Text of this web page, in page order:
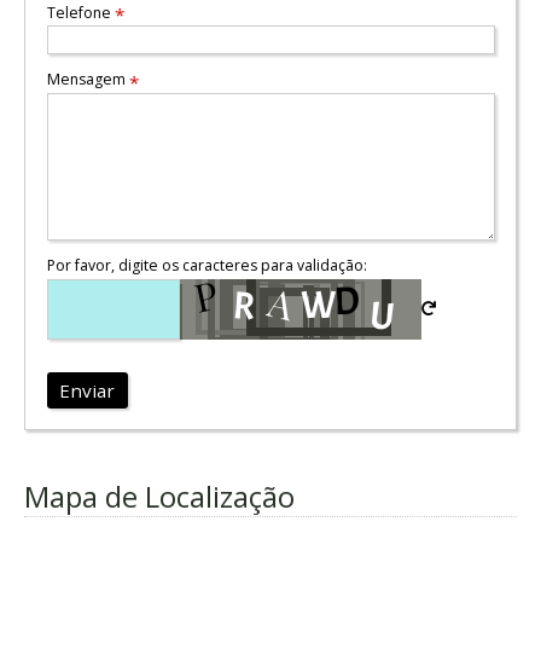
Telefone *
Mensagem *
Por favor, digite os caracteres para validação:
Enviar
Mapa de Localização